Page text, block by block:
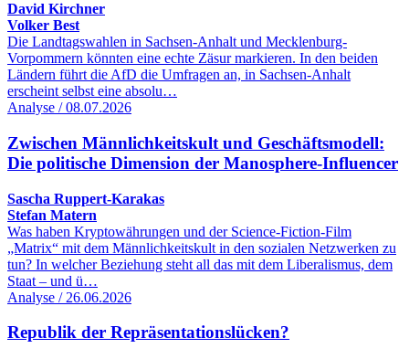
David Kirchner
Volker Best
Die Landtagswahlen in Sachsen-Anhalt und Mecklenburg-
Vorpommern könnten eine echte Zäsur markieren. In den beiden
Ländern führt die AfD die Umfragen an, in Sachsen-Anhalt
erscheint selbst eine absolu…
Analyse / 08.07.2026
Zwischen Männlichkeitskult und Geschäftsmodell:
Die politische Dimension der Manosphere-Influencer
Sascha Ruppert-Karakas
Stefan Matern
Was haben Kryptowährungen und der Science-Fiction-Film
„Matrix“ mit dem Männlichkeitskult in den sozialen Netzwerken zu
tun? In welcher Beziehung steht all das mit dem Liberalismus, dem
Staat – und ü…
Analyse / 26.06.2026
Republik der Repräsentationslücken?